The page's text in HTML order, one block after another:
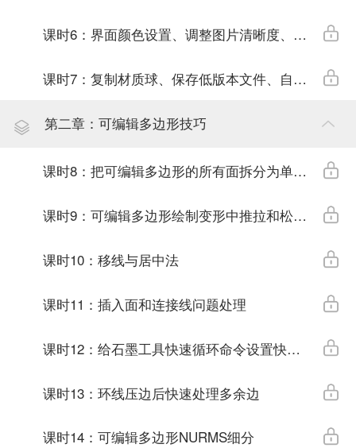
课时6：界面颜色设置、调整图片清晰度、高亮显示技巧
课时7：复制材质球、保存低版本文件、自动保存设置技巧
第二章：可编辑多边形技巧
课时8：把可编辑多边形的所有面拆分为单独元素的两种方法
课时9：可编辑多边形绘制变形中推拉和松弛的具体应用
课时10：移线与居中法
课时11：插入面和连接线问题处理
课时12：给石墨工具快速循环命令设置快捷键(环切)
课时13：环线压边后快速处理多余边
课时14：可编辑多边形NURMS细分